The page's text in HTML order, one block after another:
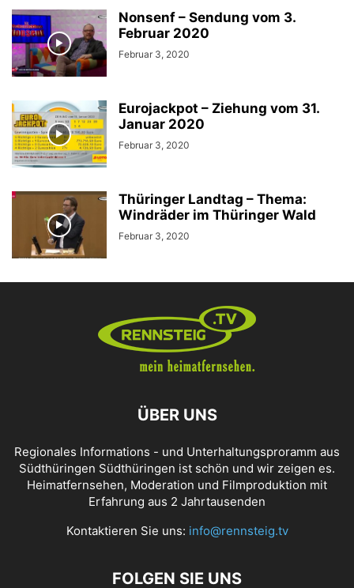
Nonsenf – Sendung vom 3.
Februar 2020
Februar 3, 2020
Eurojackpot – Ziehung vom 31.
Januar 2020
Februar 3, 2020
Thüringer Landtag – Thema:
Windräder im Thüringer Wald
Februar 3, 2020
ÜBER UNS
Regionales Informations - und Unterhaltungsproramm aus
Südthüringen Südthüringen ist schön und wir zeigen es.
Heimatfernsehen, Moderation und Filmproduktion mit
Erfahrung aus 2 Jahrtausenden
Kontaktieren Sie uns: info@rennsteig.tv
FOLGEN SIE UNS